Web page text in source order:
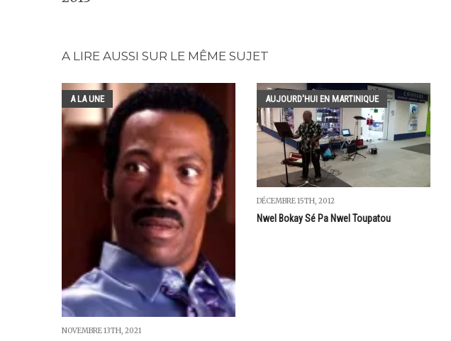
A LIRE AUSSI SUR LE MÊME SUJET
A LA UNE
NOVEMBRE 13TH, 2021
AUJOURD'HUI EN MARTINIQUE
DÉCEMBRE 15TH, 2012
Nwel Bokay Sé Pa Nwel Toupatou